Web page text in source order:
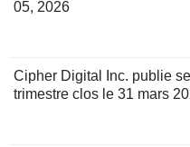
05, 2026
Cipher Digital Inc. publie
trimestre clos le 31 mars